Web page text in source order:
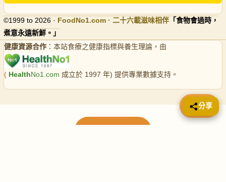
©1999 to 2026 · FoodNo1.com · 二十六載滋味相伴 「食物會過時，
煮意永遠新鮮。」
健康資源合作 ：本站食療之健康指標與養生理論，由
( HealthNo1.com 成立於 1997 年) 提供專業數據支持。
📤 分享
分享